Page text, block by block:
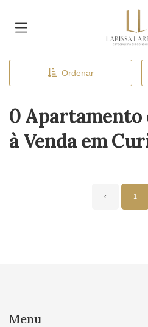
Ordenar
0 Apartamento
à Venda em
‹ 1
Menu